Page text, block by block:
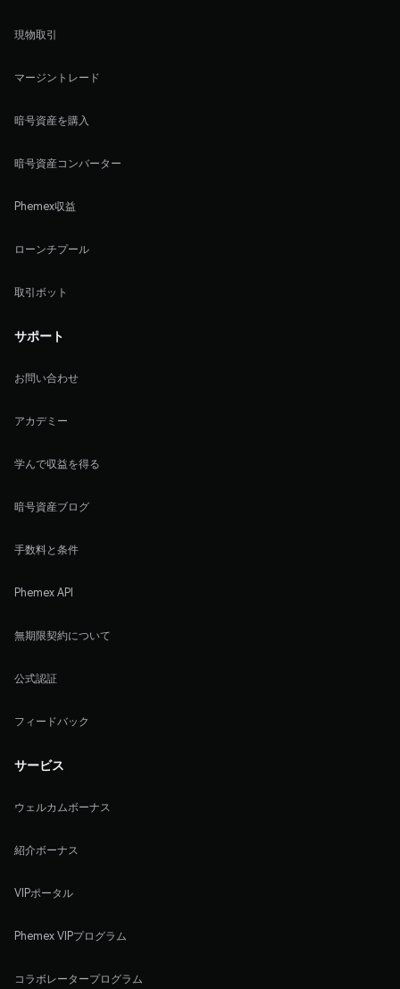
現物取引
マージントレード
暗号資産を購入
暗号資産コンバーター
Phemex収益
ローンチプール
取引ボット
サポート
お問い合わせ
アカデミー
学んで収益を得る
暗号資産ブログ
手数料と条件
Phemex API
無期限契約について
公式認証
フィードバック
サービス
ウェルカムボーナス
紹介ボーナス
VIPポータル
Phemex VIPプログラム
コラボレータープログラム